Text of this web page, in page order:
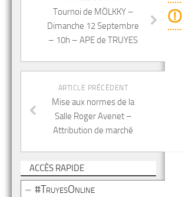
Tournoi de MÖLKKY –
Dimanche 12 Septembre
– 10h – APE de TRUYES
ARTICLE PRÉCÉDENT
Mise aux normes de la
Salle Roger Avenet –
Attribution de marché
ACCÈS RAPIDE
#TruyesOnline